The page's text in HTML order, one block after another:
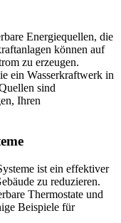
Energiequellen, die
können auf
zu erzeugen.
ein Wasserkraftwerk in
sind
Ihren
ist ein effektiver
zu reduzieren.
Thermostate und
Beispiele für